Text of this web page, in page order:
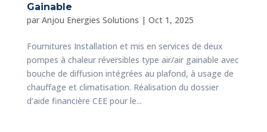
Gainable
par Anjou Energies Solutions | Oct 1, 2025
Fournitures Installation et mis en services de deux
pompes à chaleur réversibles type air/air gainable avec
bouche de diffusion intégrées au plafond, à usage de
chauffage et climatisation. Réalisation du dossier
d’aide financière CEE pour le...